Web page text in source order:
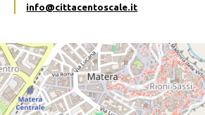
info@cittacentoscale.it